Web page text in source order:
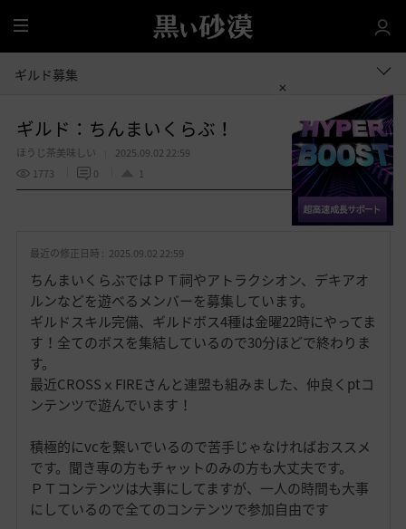
全
体
ギルド募集
ギルド：ちんまいくらぶ！
ほうじ茶美味しい
2025.09.02 22:59
1773
0 1
お
入
共有する
最近の修正日時 : 2025.09.02 22:59
ちんまいくらぶではＰＴ祠やアトラクシオン、デキアオ
ルンなどを遊べるメンバーを募集しています。
ギルドスキル完備、ギルドボス4種は金曜22時にやってま
す！全てのボスを集結しているので30分ほどで終わりま
す。
最近CROSSⅹFIREさんと連盟も組みました、仲良くptコ
ンテンツで遊んでいます！
積極的にvcを繋いでいるので苦手じゃなければおススメ
です。聞き専の方もチャットのみの方も大丈夫です。
ＰＴコンテンツは大事にしてますが、一人の時間も大事
にしているので全てのコンテンツで参加自由です